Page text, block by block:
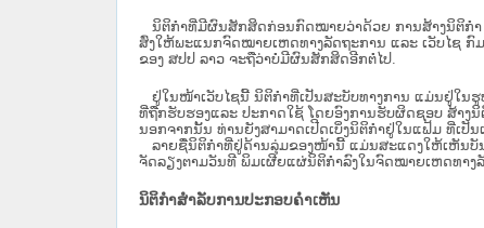
ນິ​ຕິ​ກຳ​ທີ່​ມີ​ຜົນ​ສັກ​ສິດ​ກ່ອນ​ກົດ​ໝາຍ​ວ່າ​ດ້ວຍ​ ການ​ສ້າງ​ນິ​ຕິ​ກຳ
ສົ່ງໃຫ້​ພະແນກຈົດ​ໝາຍ​ເຫດ​ທາງ​ລັດ​ຖະ​ການ ແລະ ເວັບໄຊ​
ຂອງ ສປ​ປ ລາວ ​ຈະຖື​ວ່າບໍ່​ມີ​ຜົນ​ສັກ​ສິດ​ອີກ​ຕໍ່​ໄປ.
ຢູ່ໃນໜ້າ​ເວັບ​ໄຊ​ນີ້ ນິຕິກຳທີ່ເປັນສະບັບທາງການ ແມ່ນຢູ່ໃນຮູບ
ທີ່ຖືກຮັບຮອງແລະ ປະກາດໃຊ້ ໂດຍອົງການຮັບຜິດຊອບ ສ້າງນິ
ນອກຈາກນັ້ນ ທ່ານຍັງສາມາດເປີດເບິ່ງນິຕິກຳຢູ່ໃນແຟ້ມ ທີ່ເປັ
ລາຍຊື່ນິຕິກຳທີ່ຢູ່ດ້ານລຸ່ມຂອງໜ້ານີ້ ແມ່ນສະແດງໃຫ້ເຫັນບັ
ຈັດລຽງຕາມວັນທີ ພິມເຜີຍແຜ່ນິຕິກຳລົງໃນຈົດໝາຍເຫດທາງ
ນິຕິກຳສຳລັບການປະກອບຄຳເຫັນ